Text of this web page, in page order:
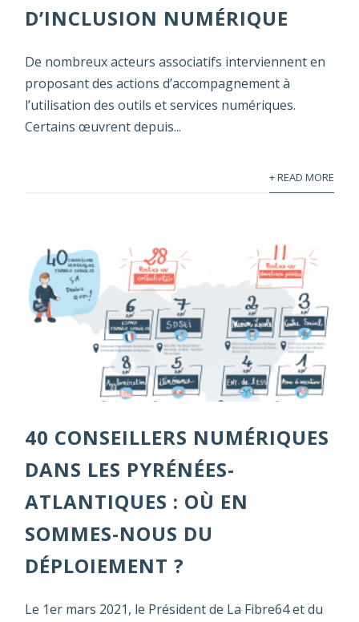
D’INCLUSION NUMÉRIQUE
De nombreux acteurs associatifs interviennent en
proposant des actions d’accompagnement à
l’utilisation des outils et services numériques.
Certains œuvrent depuis...
+ READ MORE
40 CONSEILLERS NUMÉRIQUES
DANS LES PYRÉNÉES-
ATLANTIQUES : OÙ EN
SOMMES-NOUS DU
DÉPLOIEMENT ?
Le 1er mars 2021, le Président de La Fibre64 et du